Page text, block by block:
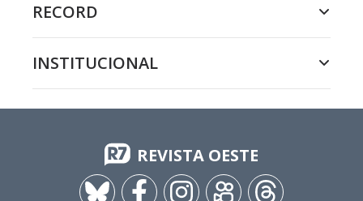
RECORD
INSTITUCIONAL
REVISTA OESTE